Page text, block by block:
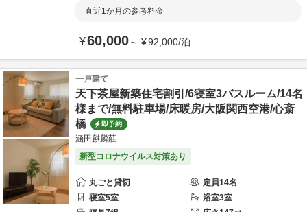
直近1か月の参考料金
¥60,000～ ¥92,000/泊
一戸建て
天下茶屋新築住宅割引/6寝室3バスルーム/14名
様まで/無料駐車場/床暖房/大阪関西空港/心斎
橋
即予約
涵田麒麟莊
新型コロナウイルス対策あり
丸ごと貸切 定員14名
寝室5室 浴室3室